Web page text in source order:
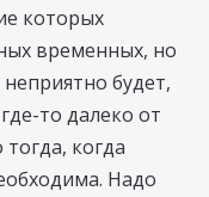
которых
временных, но
будет,
то далеко от
когда
Надо